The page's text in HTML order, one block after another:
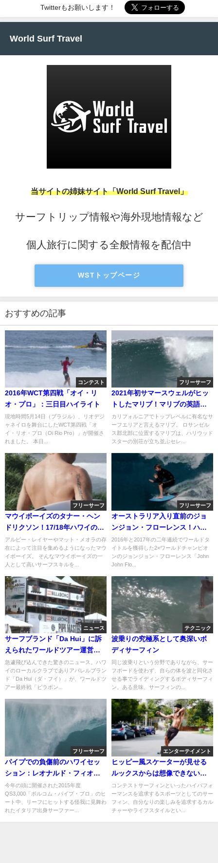
Twitterもお願いします！
World Surf Travel
当サイトの姉妹サイト「World Surf Travel」
サーフトリップ情報や海外現地情報など
個人旅行に関する全般情報を配信中
WSTトップページ
おすすめの記事
コンテスト
2016年WCT第四戦「オイ・リ
オ・プロ」：三日目ハイライト
現地時間5月14日（ブラジル）、リオデジ
ャネイロを舞台にしたWCT第四戦「オ
イ・リオ・プロ（Oi Rio Pro）」が開催さ
れました。 本日...
フリーサーフ
2021年初サマースウェルがヒッ
トしたマリブ！マリブの英語発
音についても
カリフォルニアでトップレベルに有名なサ
ーフエリアと言えるマリブ。 ロサンゼル
ス郡北部に位置するマリブは、ハリウッド
スターの別荘が立ち並ぶセレ...
フリーサーフ
マウイボーイズのタナー・ヘン
ドリクソン！17/18年ハワイのハ
イライト動画
アルビー・レイヤーやマット・メオラの存
在によって注目を集めるようになったマウ
イボーイズ。 そんなマウイボーイズの一
人として高いサーフスキルを...
フリーサーフ
オーストラリア入り直前のジョ
ンジョン・フローレンス！ハワ
イでのフリーサーフ動画
2016年と2017年の二年連続でワールドタ
イトルを獲得した2×ワールドチャンピオ
ンのジョンジョン・フローレンス「John
John Flo...
ニュース
サーフブランド「Da Hui」に訴
えられたワールドツアー運営団
体「ASP」
急遽飛び込んできた驚きのニュース。ハワ
イのローカルクラブでありアパレルブラン
ド「Da Hui（ダ・フイ）」が、ワールドツ
アー最終戦「ビラボン...
テクニック
波乗りの究極系として奥深いボ
ディサーフィン
同じ波乗りという分野でありながら、サー
フボードを使わず、自らの体を波と同化さ
せる事でライディングするボディサーフィ
ン。ある意味、サーフィンの...
フリーサーフ
パイプでの負傷前のハワイセッ
ション：レオナルド・フィオラ
ヴァンティ
今年の頭に開催された2015年度
QS3,000「ボルコム・パイプ・プロ」のヒ
ート中、リーフにヒットする怪我に見舞わ
れたイタリア出身サーファー...
エンターテイメント
ヒッピー風スケーターが見せる
ルックスからは想像できないロ
ングスケートボード動画
コンテストサーフィンといったハイパフォ
ーマンスを追求するスポーツとしてのサー
フィン、自分なりの楽しみを追求するカル
チャーやライフスタイルとい...